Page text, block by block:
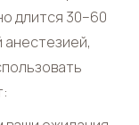
длится 30–60